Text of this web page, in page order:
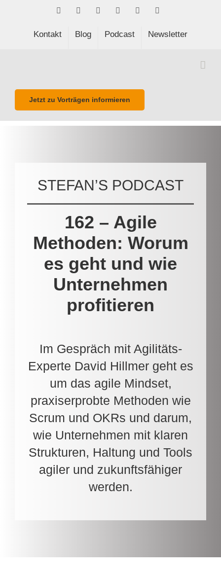
FacebookLinkedIn Spotify
Kontakt Blog Podcast Newsletter
Jetzt zu Vorträgen informieren
STEFAN’S PODCAST
162 – Agile
Methoden: Worum
es geht und wie
Unternehmen
profitieren
Im Gespräch mit Agilitäts-
Experte David Hillmer geht es
um das agile Mindset,
praxiserprobte Methoden wie
Scrum und OKRs und darum,
wie Unternehmen mit klaren
Strukturen, Haltung und Tools
agiler und zukunftsfähiger
werden.